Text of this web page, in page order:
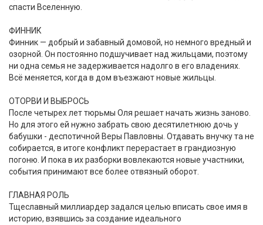
спасти Вселенную.
ФИННИК
Финник — добрый и забавный домовой, но немного вредный и
озорной. Он постоянно подшучивает над жильцами, поэтому
ни одна семья не задерживается надолго в его владениях.
Всё меняется, когда в дом въезжают новые жильцы.
ОТОРВИ И ВЫБРОСЬ
После четырех лет тюрьмы Оля решает начать жизнь заново.
Но для этого ей нужно забрать свою десятилетнюю дочь у
бабушки - деспотичной Веры Павловны. Отдавать внучку та не
собирается, в итоге конфликт перерастает в грандиозную
погоню. И пока в их разборки вовлекаются новые участники,
события принимают все более отвязный оборот.
ГЛАВНАЯ РОЛЬ
Тщеславный миллиардер задался целью вписать свое имя в
историю, взявшись за создание идеального